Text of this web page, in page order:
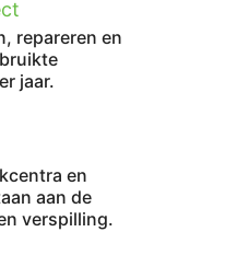
repareren en
jaar.
en
aan de
verspilling.